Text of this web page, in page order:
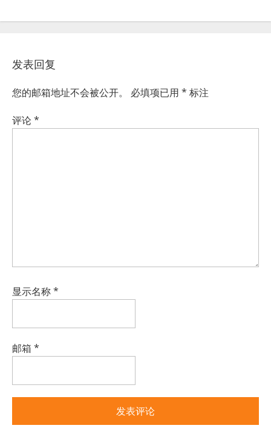
发表回复
您的邮箱地址不会被公开。 必填项已用 * 标注
评论*
显示名称*
邮箱 *